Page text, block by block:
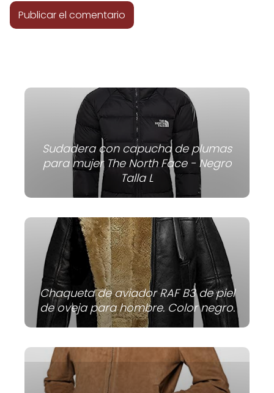
Sudadera con capucha de plumas
para mujer The North Face - Negro
Talla L
Chaqueta de aviador RAF B3 de piel
de oveja para hombre. Color negro.